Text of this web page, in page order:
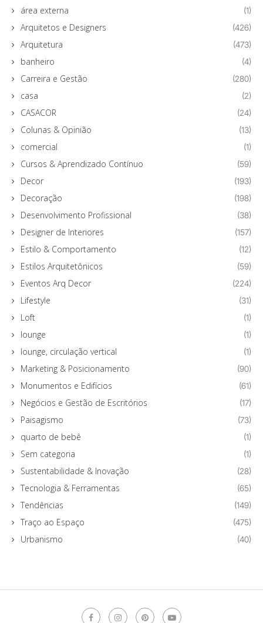
área externa (1)
Arquitetos e Designers (426)
Arquitetura (473)
banheiro (4)
Carreira e Gestão (280)
casa (2)
CASACOR (24)
Colunas & Opinião (13)
comercial (1)
Cursos & Aprendizado Contínuo (59)
Decor (193)
Decoração (198)
Desenvolvimento Profissional (38)
Designer de Interiores (157)
Estilo & Comportamento (12)
Estilos Arquitetônicos (59)
Eventos Arq Decor (224)
Lifestyle (31)
Loft (1)
lounge (1)
lounge, circulação vertical (1)
Marketing & Posicionamento (90)
Monumentos e Edifícios (61)
Negócios e Gestão de Escritórios (17)
Paisagismo (73)
quarto de bebê (1)
Sem categoria (1)
Sustentabilidade & Inovação (28)
Tecnologia & Ferramentas (65)
Tendências (149)
Traço ao Espaço (475)
Urbanismo (40)